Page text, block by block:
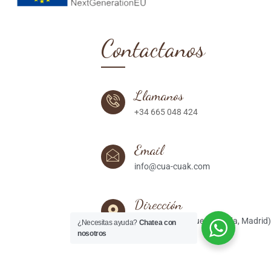
Contactanos
Llamanos
+34 665 048 424
Email
info@cua-cuak.com
Dirección
C/ Fátima, 18 (Fuenlabrada, Madrid)
¿Necesitas ayuda? Chatea con
nosotros